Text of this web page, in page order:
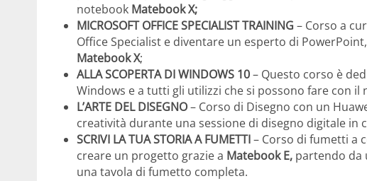
notebook Matebook X;
MICROSOFT OFFICE SPECIALIST TRAINING – Corso a
Office Specialist e diventare un esperto di
Matebook X;
ALLA SCOPERTA DI WINDOWS 10– Questo corso è
Windows e a tutti gli utilizzi che si possono fare con il
L’ARTE DEL DISEGNO– Corso di Disegno con un
creatività durante una sessione di disegno digitale in
SCRIVI LA TUA STORIA A FUMETTI– Corso di fumetti a
creare un progetto grazie a Matebook E, partendo da
una tavola di fumetto completa.